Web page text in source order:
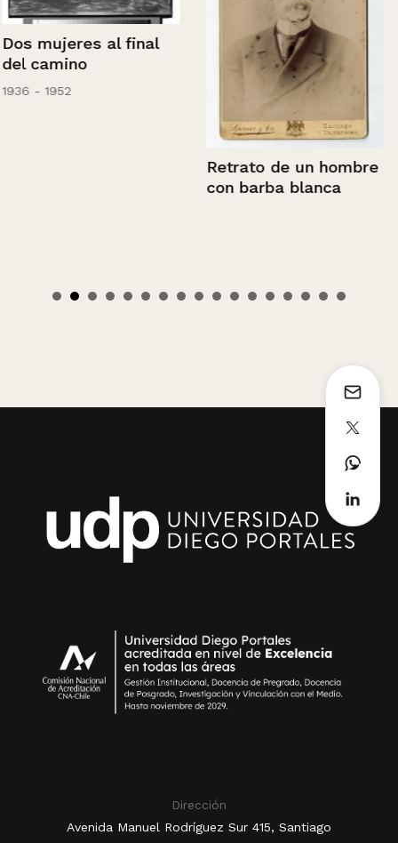
Dos mujeres al final
del camino
1936 - 1952
Retrato de un hombre
con barba blanca
Dirección
Avenida Manuel Rodríguez Sur 415, Santiago